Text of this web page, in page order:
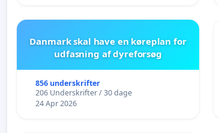
Danmark skal have en køreplan for
udfasning af dyreforsøg
856 underskrifter
206 Underskrifter / 30 dage
24 Apr 2026